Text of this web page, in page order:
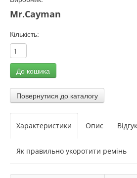
Mr.Cayman
Кількість:
Характеристики Опис
Як правильно укоротити ремінь